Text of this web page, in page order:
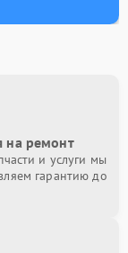
на ремонт
и услуги мы
гарантию до